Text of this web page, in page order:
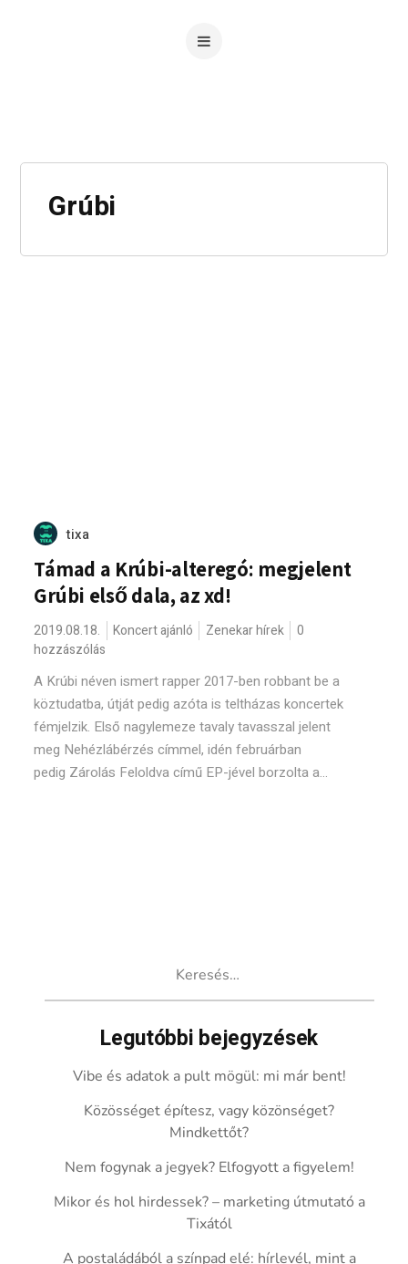
Grúbi
tixa
Támad a Krúbi-alteregó: megjelent
Grúbi első dala, az xd!
2019.08.18. Koncert ajánló Zenekar hírek
0
hozzászólás
A Krúbi néven ismert rapper 2017-ben robbant be a
köztudatba, útját pedig azóta is teltházas koncertek
fémjelzik. Első nagylemeze tavaly tavasszal jelent
meg Nehézlábérzés címmel, idén februárban
pedig Zárolás Feloldva című EP-jével borzolta a...
Legutóbbi bejegyzések
Vibe és adatok a pult mögül: mi már bent!
Közösséget építesz, vagy közönséget?
Mindkettőt?
Nem fogynak a jegyek? Elfogyott a figyelem!
Mikor és hol hirdessek? – marketing útmutató a
Tixától
A postaládából a színpad elé: hírlevél, mint a